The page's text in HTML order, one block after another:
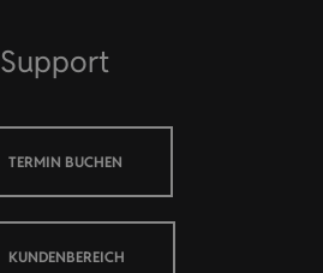
Support
TERMIN BUCHEN
KUNDENBEREICH